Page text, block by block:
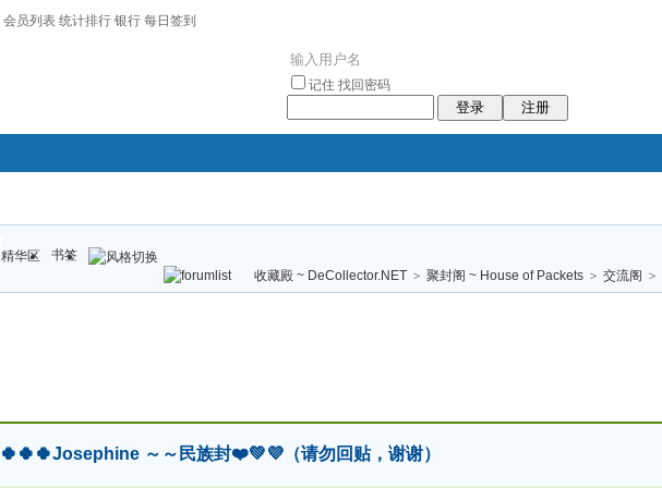
会员列表 统计排行 银行 每日签到
记住 找回密码
登录 注册
褔
袠袠袥眩褦
精华区
书签
收藏殿 ~ DeCollector.NET > 聚封阁 ~ House of Packets > 交流阁 >
🍀🍀🍀Josephine ～～民族封❤️💚💜（请勿回贴，谢谢）